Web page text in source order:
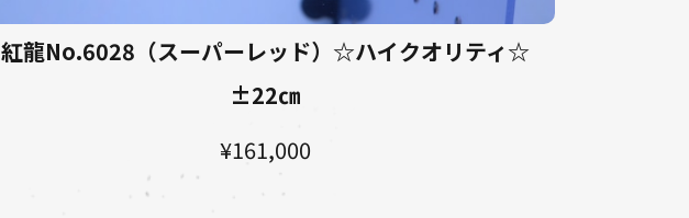
紅龍No.6028（スーパーレッド）☆ハイクオリティ☆
±22㎝
¥161,000